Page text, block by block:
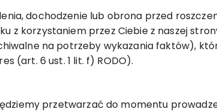
dochodzenie lub obrona przed
z korzystaniem przez Ciebie z naszej
na potrzeby wykazania faktów),
(art. 6 ust. 1 lit. f) RODO).
przetwarzać do momentu